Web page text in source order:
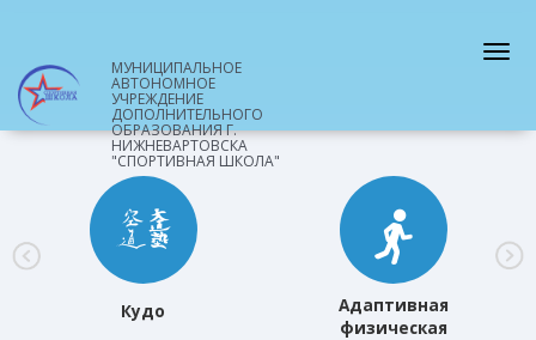
МУНИЦИПАЛЬНОЕ
АВТОНОМНОЕ
УЧРЕЖДЕНИЕ
ДОПОЛНИТЕЛЬНОГО
ОБРАЗОВАНИЯ Г.
НИЖНЕВАРТОВСКА
"СПОРТИВНАЯ ШКОЛА"
Кудо
Адаптивная
физическая